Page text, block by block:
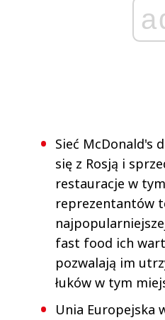
Sieć McDonald's
się z Rosją i
restauracje w
reprezentantów
fast food ich
pozwalają im
łuków w tym
Unia Europejska